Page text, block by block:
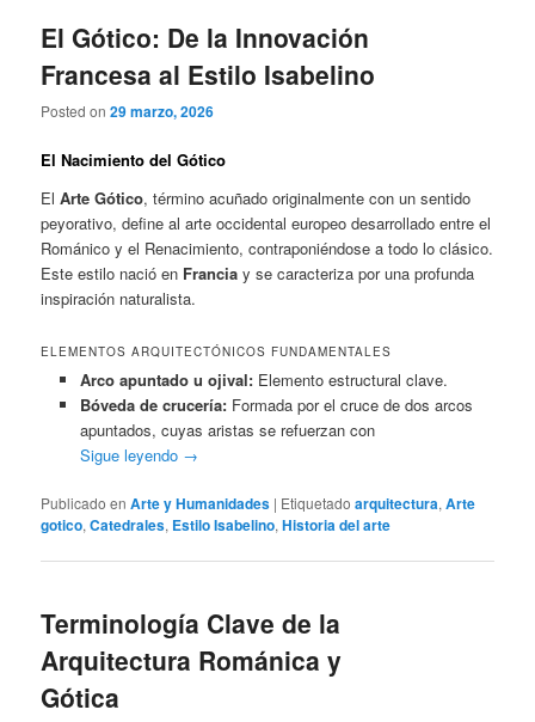
El Gótico: De la Innovación
Francesa al Estilo Isabelino
Posted on29 marzo, 2026
El Nacimiento del Gótico
ElArte Gótico, término acuñado originalmente con un sentido
peyorativo, define al arte occidental europeo desarrollado entre el
Románico y el Renacimiento, contraponiéndose a todo lo clásico.
Este estilo nació en Francia y se caracteriza por una profunda
inspiración naturalista.
ELEMENTOS ARQUITECTÓNICOS FUNDAMENTALES
Arco apuntado u ojival:Elemento estructural clave.
Bóveda de crucería:Formada por el cruce de dos arcos
apuntados, cuyas aristas se refuerzan con
Sigue leyendo →
Publicado en Arte y Humanidades | Etiquetado arquitectura,Arte
gotico,Catedrales, Estilo Isabelino,Historia del arte
Terminología Clave de la
Arquitectura Románica y
Gótica